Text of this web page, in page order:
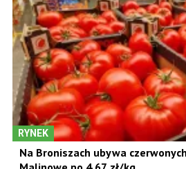
RYNEK
Na Broniszach ubywa